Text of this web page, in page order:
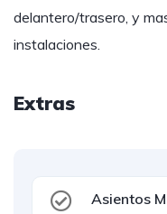
delantero/trasero, y
instalaciones.
Extras
Asientos